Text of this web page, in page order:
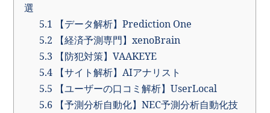
選
5.1 【データ解析】Prediction One
5.2 【経済予測専門】xenoBrain
5.3 【防犯対策】VAAKEYE
5.4【サイト解析】AIアナリスト
5.5 【ユーザーの口コミ解析】UserLocal
5.6【予測分析自動化】NEC予測分析自動化技